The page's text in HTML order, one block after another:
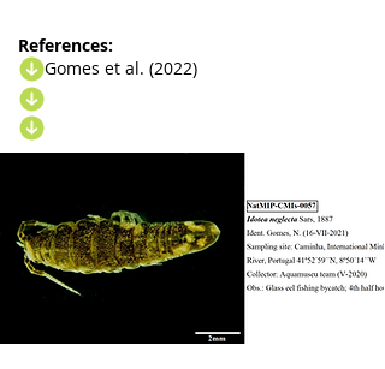
References:
Gomes et al. (2022)